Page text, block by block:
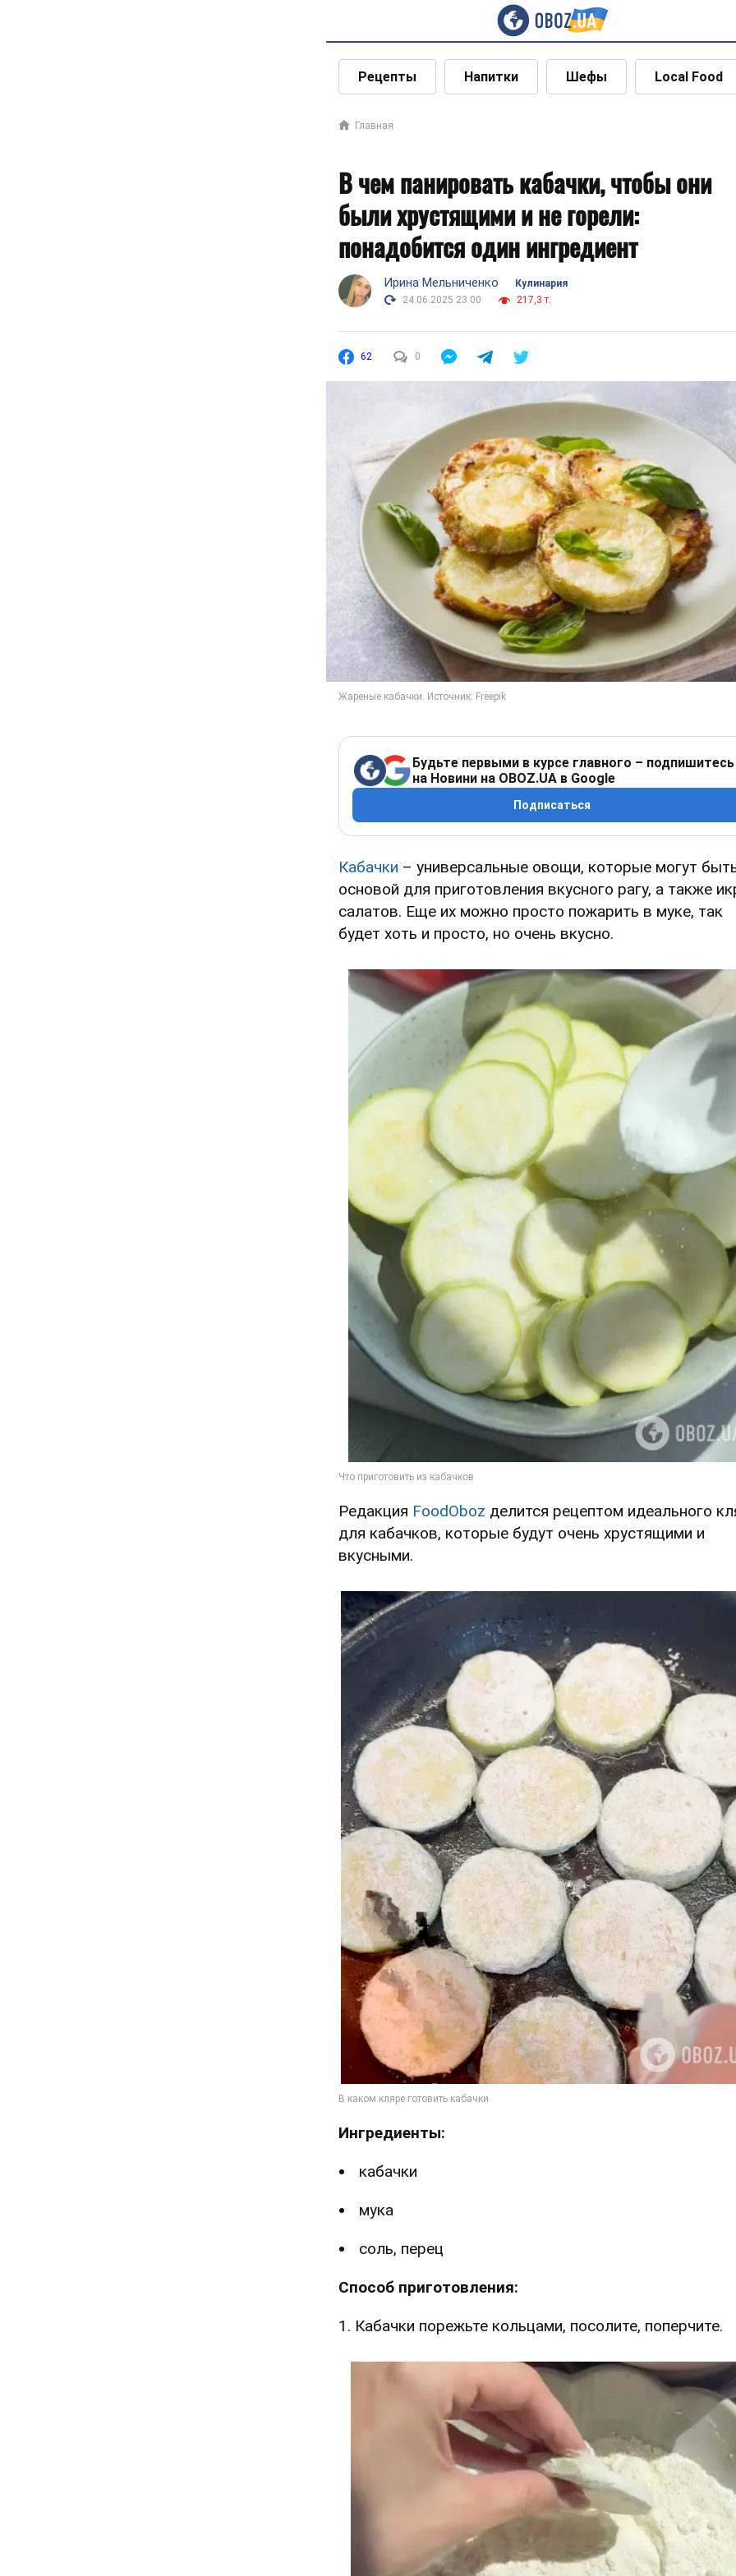
Рецепты Напитки Шефы Local Food
Главная
В чем панировать кабачки, чтобы они
были хрустящими и не горели:
понадобится один ингредиент
Ирина Мельниченко
Кулинария
24.06.2025 23:00
217,3 т.
62 0
Будьте первыми в курсе главного – подпишитесь
на Новини на OBOZ.UA в Google
Подписаться
Кабачки – универсальные овощи, которые могут
основой для приготовления вкусного рагу, а также
салатов. Еще их можно просто пожарить в муке, так
будет хоть и просто, но очень вкусно.
Редакция FoodOboz делится рецептом идеального
для кабачков, которые будут очень хрустящими и
вкусными.
Ингредиенты:
кабачки
мука
соль, перец
Способ приготовления:
1. Кабачки порежьте кольцами, посолите, поперчите.